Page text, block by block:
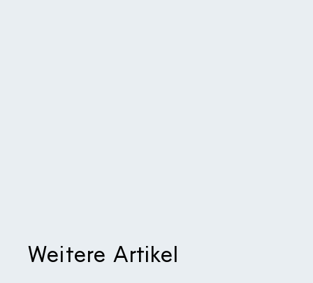
Weitere Artikel